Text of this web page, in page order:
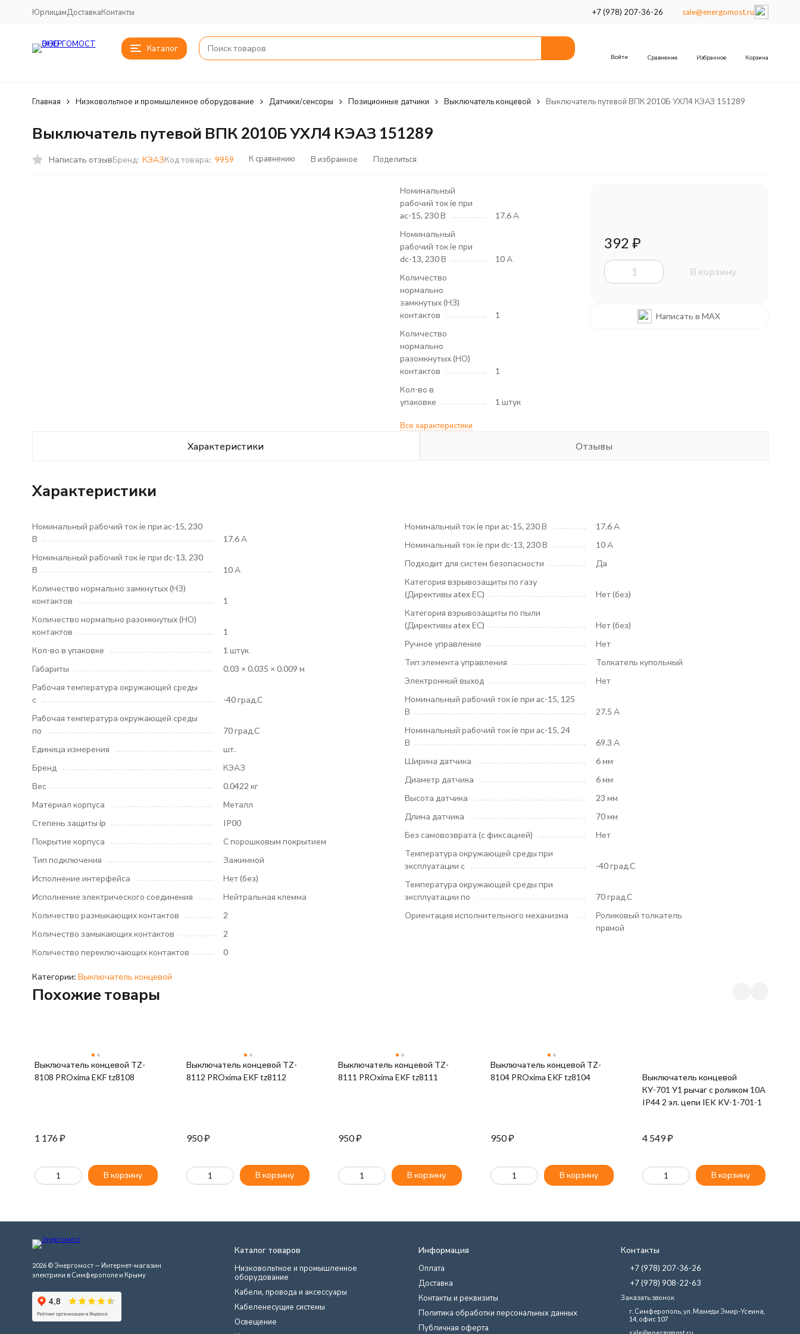
ЮрлицамДоставкаКонтакты +7 (978) 207-36-26 sale@energomost.ru
Каталог
Войти Сравнение Избранное Корзина
Главная Низковольтное и промышленное оборудование Датчики/сенсоры Позиционные датчики Выключатель концевой Выключатель путевой ВПК 2010Б УХЛ4 КЭАЗ 151289
Выключатель путевой ВПК 2010Б УХЛ4 КЭАЗ 151289
Написать отзывБренд: КЭАЗКод товара: 9959 К сравнению В избранное Поделиться
Номинальный
рабочий ток ie при
ac-15, 230 В
17.6 А
Номинальный
рабочий ток ie при
dc-13, 230 В
10 А
Количество
нормально
замкнутых (НЗ)
контактов
1
Количество
нормально
разомкнутых (НО)
контактов
1
Кол-во в
упаковке
1 штук
Все характеристики
392 ₽
В корзину
Написать в MAX
Характеристики Отзывы
Характеристики
Номинальный рабочий ток ie при ac-15, 230
В
17.6 А
Номинальный рабочий ток ie при dc-13, 230
В
10 А
Количество нормально замкнутых (НЗ)
контактов
1
Количество нормально разомкнутых (НО)
контактов
1
Кол-во в упаковке
1 штук
Габариты
0.03 × 0.035 × 0.009 м
Рабочая температура окружающей среды
с
-40 град.C
Рабочая температура окружающей среды
по
70 град.C
Единица измерения
шт.
Бренд
КЭАЗ
Вес
0.0422 кг
Материал корпуса
Металл
Степень защиты ip
IP00
Покрытие корпуса
С порошковым покрытием
Тип подключения
Зажимной
Исполнение интерфейса
Нет (без)
Исполнение электрического соединения
Нейтральная клемма
Количество размыкающих контактов
2
Количество замыкающих контактов
2
Количество переключающих контактов
0
Номинальный ток ie при ac-15, 230 В
17.6 А
Номинальный ток ie при dc-13, 230 В
10 А
Подходит для систем безопасности
Да
Категория взрывозащиты по газу
(Директивы atex ЕС)
Нет (без)
Категория взрывозащиты по пыли
(Директивы atex ЕС)
Нет (без)
Ручное управление
Нет
Тип элемента управления
Толкатель купольный
Электронный выход
Нет
Номинальный рабочий ток ie при ac-15, 125
В
27.5 А
Номинальный рабочий ток ie при ac-15, 24
В
69.3 А
Ширина датчика
6 мм
Диаметр датчика
6 мм
Высота датчика
23 мм
Длина датчика
70 мм
Без самовозврата (с фиксацией)
Нет
Температура окружающей среды при
эксплуатации с
-40 град.C
Температура окружающей среды при
эксплуатации по
70 град.C
Ориентация исполнительного механизма
Роликовый толкатель
прямой
Категории: Выключатель концевой
Похожие товары
Выключатель концевой TZ-
8108 PROxima EKF tz8108
1 176₽
В корзину
Выключатель концевой TZ-
8112 PROxima EKF tz8112
950₽
В корзину
Выключатель концевой TZ-
8111 PROxima EKF tz8111
950₽
В корзину
Выключатель концевой TZ-
8104 PROxima EKF tz8104
950₽
В корзину
Выключатель концевой
КУ-701 У1 рычаг с роликом 10А
IP44 2 эл. цепи IEK KV-1-701-1
4 549₽
В корзину
2026 © Энергомост — Интернет-магазин
электрики в Симферополе и Крыму
Каталог товаров
Низковольтное и промышленное
оборудование
Кабели, провода и аксессуары
Кабеленесущие системы
Освещение
Информация
Оплата
Доставка
Контакты и реквизиты
Политика обработки персональных данных
Публичная оферта
Контакты
+7 (978) 207-36-26
+7 (978) 908-22-63
Заказать звонок
г. Симферополь, ул. Мамеди Эмир-Усеина,
14, офис 107